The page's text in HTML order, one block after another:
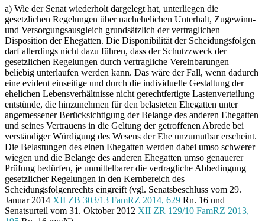
a) Wie der Senat wiederholt dargelegt hat, unterliegen die
gesetzlichen Regelungen über nachehelichen Unterhalt, Zugewinn-
und Versorgungsausgleich grundsätzlich der vertraglichen
Disposition der Ehegatten. Die Disponibilität der Scheidungsfolgen
darf allerdings nicht dazu führen, dass der Schutzzweck der
gesetzlichen Regelungen durch vertragliche Vereinbarungen
beliebig unterlaufen werden kann. Das wäre der Fall, wenn dadurch
eine evident einseitige und durch die individuelle Gestaltung der
ehelichen Lebensverhältnisse nicht gerechtfertigte Lastenverteilung
entstünde, die hinzunehmen für den belasteten Ehegatten unter
angemessener Berücksichtigung der Belange des anderen Ehegatten
und seines Vertrauens in die Geltung der getroffenen Abrede bei
verständiger Würdigung des Wesens der Ehe unzumutbar erscheint.
Die Belastungen des einen Ehegatten werden dabei umso schwerer
wiegen und die Belange des anderen Ehegatten umso genauerer
Prüfung bedürfen, je unmittelbarer die vertragliche Abbedingung
gesetzlicher Regelungen in den Kernbereich des
Scheidungsfolgenrechts eingreift (vgl. Senatsbeschluss vom 29.
Januar 2014 XII ZB 303/13 FamRZ 2014, 629 Rn. 16 und
Senatsurteil vom 31. Oktober 2012 XII ZR 129/10 FamRZ 2013,